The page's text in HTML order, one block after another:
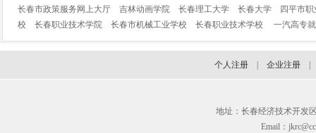
长春市政策服务网上大厅 吉林动画学院 长春理工大学 长春大学
四平市
校
长春职业技术学院 长春市机械工业学校 长春职业技术学校 一汽高专
个人注册 企业注册
地址：长春经济技术开发
Email：